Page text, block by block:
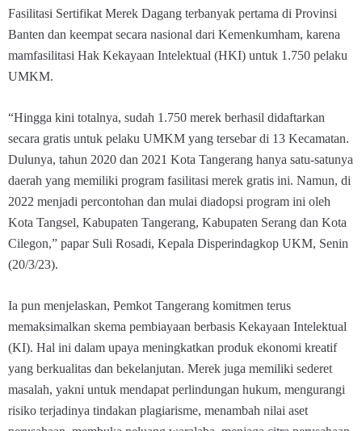
Fasilitasi Sertifikat Merek Dagang terbanyak pertama di Provinsi
Banten dan keempat secara nasional dari Kemenkumham, karena
mamfasilitasi Hak Kekayaan Intelektual (HKI) untuk 1.750 pelaku
UMKM.
“Hingga kini totalnya, sudah 1.750 merek berhasil didaftarkan
secara gratis untuk pelaku UMKM yang tersebar di 13 Kecamatan.
Dulunya, tahun 2020 dan 2021 Kota Tangerang hanya satu-satunya
daerah yang memiliki program fasilitasi merek gratis ini. Namun, di
2022 menjadi percontohan dan mulai diadopsi program ini oleh
Kota Tangsel, Kabupaten Tangerang, Kabupaten Serang dan Kota
Cilegon,” papar Suli Rosadi, Kepala Disperindagkop UKM, Senin
(20/3/23).
Ia pun menjelaskan, Pemkot Tangerang komitmen terus
memaksimalkan skema pembiayaan berbasis Kekayaan Intelektual
(KI). Hal ini dalam upaya meningkatkan produk ekonomi kreatif
yang berkualitas dan bekelanjutan. Merek juga memiliki sederet
masalah, yakni untuk mendapat perlindungan hukum, mengurangi
risiko terjadinya tindakan plagiarisme, menambah nilai aset